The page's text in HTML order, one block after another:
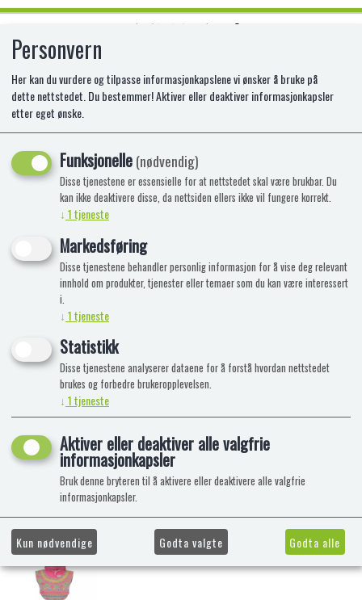
BABY BORN DELUXE TRENDY
PONCHO 43CM
Personvern
Her kan du vurdere og tilpasse informasjonkapslene vi ønsker å bruke på
dette nettstedet. Du bestemmer! Aktiver eller deaktiver informasjonkapsler
etter eget ønske.
Funksjonelle(nødvendig)
Disse tjenestene er essensielle for at nettstedet skal være brukbar. Du
kan ikke deaktivere disse, da nettsiden ellers ikke vil fungere korrekt.
↓ 1tjeneste
Markedsføring
Disse tjenestene behandler personlig informasjon for å vise deg relevant
innhold om produkter, tjenester eller temaer som du kan være interessert
i.
↓ 1tjeneste
Statistikk
Disse tjenestene analyserer dataene for å forstå hvordan nettstedet
brukes og forbedre brukeropplevelsen.
↓ 1tjeneste
Aktiver eller deaktiver alle valgfrie
informasjonkapsler
Bruk denne bryteren til å aktivere eller deaktivere alle valgfrie
informasjonkapsler.
Kun nødvendige Godta valgte Godta alle